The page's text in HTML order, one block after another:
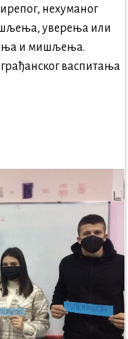
нехуманог
уверења или
и мишљења.
васпитања